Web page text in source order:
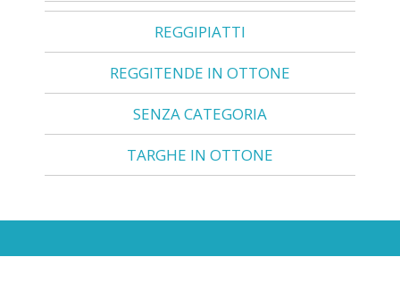
REGGIPIATTI
REGGITENDE IN OTTONE
SENZA CATEGORIA
TARGHE IN OTTONE